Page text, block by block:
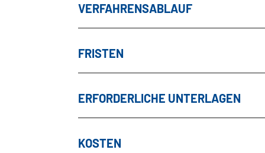
VERFAHRENSABLAUF
FRISTEN
ERFORDERLICHE UNTERLAGEN
KOSTEN